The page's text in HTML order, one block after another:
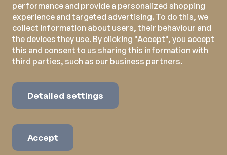
performance and provide a personalized shopping
experience and targeted advertising. To do this, we
collect information about users, their behaviour and
the devices they use. By clicking "Accept", you accept
this and consent to us sharing this information with
third parties, such as our business partners.
Detailed settings
Accept